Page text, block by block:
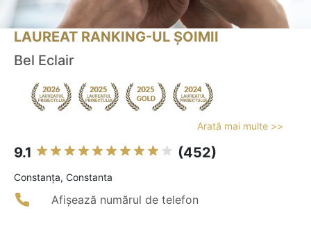
LAUREAT RANKING-UL ȘOIMII
Bel Eclair
Arată mai multe >>
9.1 (452)
Constanţa, Constanta
Afișează numărul de telefon